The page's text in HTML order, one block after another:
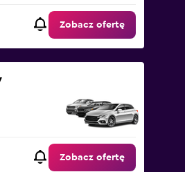
Zobacz ofertę
Zobacz ofertę